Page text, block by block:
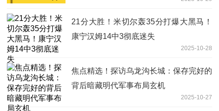
21分大胜！米切尔轰35分打爆大黑马！
康宁汉姆14中3彻底迷失
2025-10-28
焦点精选！探访乌龙沟长城：保存完好的
背后暗藏明代军事布局玄机
2025-10-27